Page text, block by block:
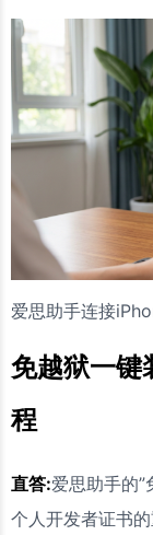
爱思助手连接
免越狱一键
程
直答:爱思助手的
个人开发者证书